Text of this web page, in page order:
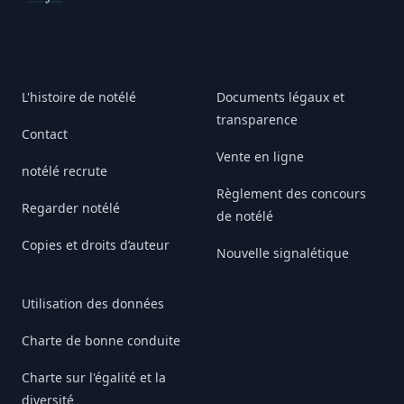
L'histoire de notélé
Contact
notélé recrute
Regarder notélé
Copies et droits d’auteur
Utilisation des données
Charte de bonne conduite
Charte sur l'égalité et la
diversité
Documents légaux et
transparence
Vente en ligne
Règlement des concours
de notélé
Nouvelle signalétique